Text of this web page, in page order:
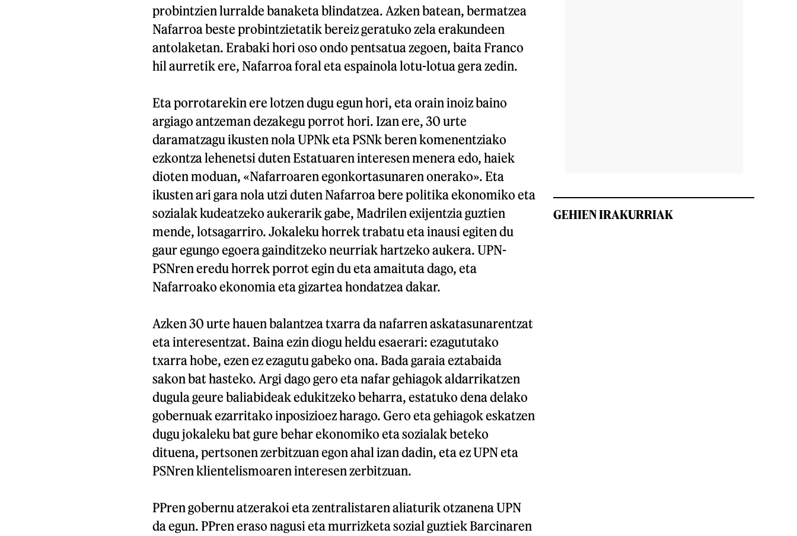
probintzien lurralde banaketa blindatzea. Azken batean, bermatzea
Nafarroa beste probintzietatik bereiz geratuko zela erakundeen
antolaketan. Erabaki hori oso ondo pentsatua zegoen, baita Franco
hil aurretik ere, Nafarroa foral eta espainola lotu-lotua gera zedin.
Eta porrotarekin ere lotzen dugu egun hori, eta orain inoiz baino
argiago antzeman dezakegu porrot hori. Izan ere, 30 urte
daramatzagu ikusten nola UPNk eta PSNk beren komenentziako
ezkontza lehenetsi duten Estatuaren interesen menera edo, haiek
dioten moduan, «Nafarroaren egonkortasunaren onerako». Eta
ikusten ari gara nola utzi duten Nafarroa bere politika ekonomiko eta
sozialak kudeatzeko aukerarik gabe, Madrilen exijentzia guztien
mende, lotsagarriro. Jokaleku horrek trabatu eta inausi egiten du
gaur egungo egoera gainditzeko neurriak hartzeko aukera. UPN-
PSNren eredu horrek porrot egin du eta amaituta dago, eta
Nafarroako ekonomia eta gizartea hondatzea dakar.
Azken 30 urte hauen balantzea txarra da nafarren askatasunarentzat
eta interesentzat. Baina ezin diogu heldu esaerari: ezagututako
txarra hobe, ezen ez ezagutu gabeko ona. Bada garaia eztabaida
sakon bat hasteko. Argi dago gero eta nafar gehiagok aldarrikatzen
dugula geure baliabideak edukitzeko beharra, estatuko dena delako
gobernuak ezarritako inposizioez harago. Gero eta gehiagok eskatzen
dugu jokaleku bat gure behar ekonomiko eta sozialak beteko
dituena, pertsonen zerbitzuan egon ahal izan dadin, eta ez UPN eta
PSNren klientelismoaren interesen zerbitzuan.
PPren gobernu atzerakoi eta zentralistaren aliaturik otzanena UPN
da egun. PPren eraso nagusi eta murrizketa sozial guztiek Barcinaren
GEHIEN IRAKURRIAK